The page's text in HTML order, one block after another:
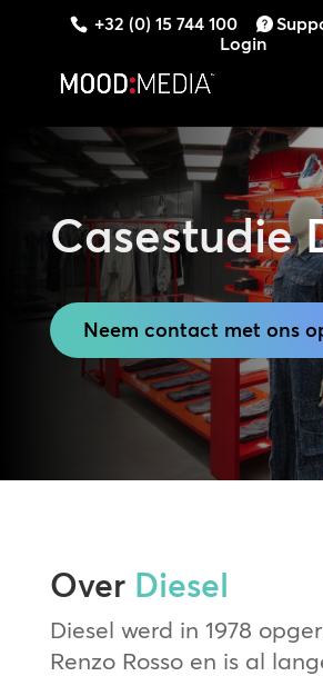
+32 (0) 15 744 100
Login
Casestudie
Neem contact met ons
Over Diesel
Diesel werd in 1978
Renzo Rosso en is al